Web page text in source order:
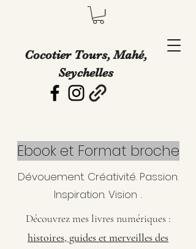
Cocotier Tours, Mahé,
Seychelles
Ebook et Format broche
Dévouement. Créativité. Passion.
Inspiration. Vision .
Découvrez mes livres numériques :
histoires, guides et merveilles des